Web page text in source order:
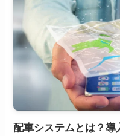
配車システムとは？